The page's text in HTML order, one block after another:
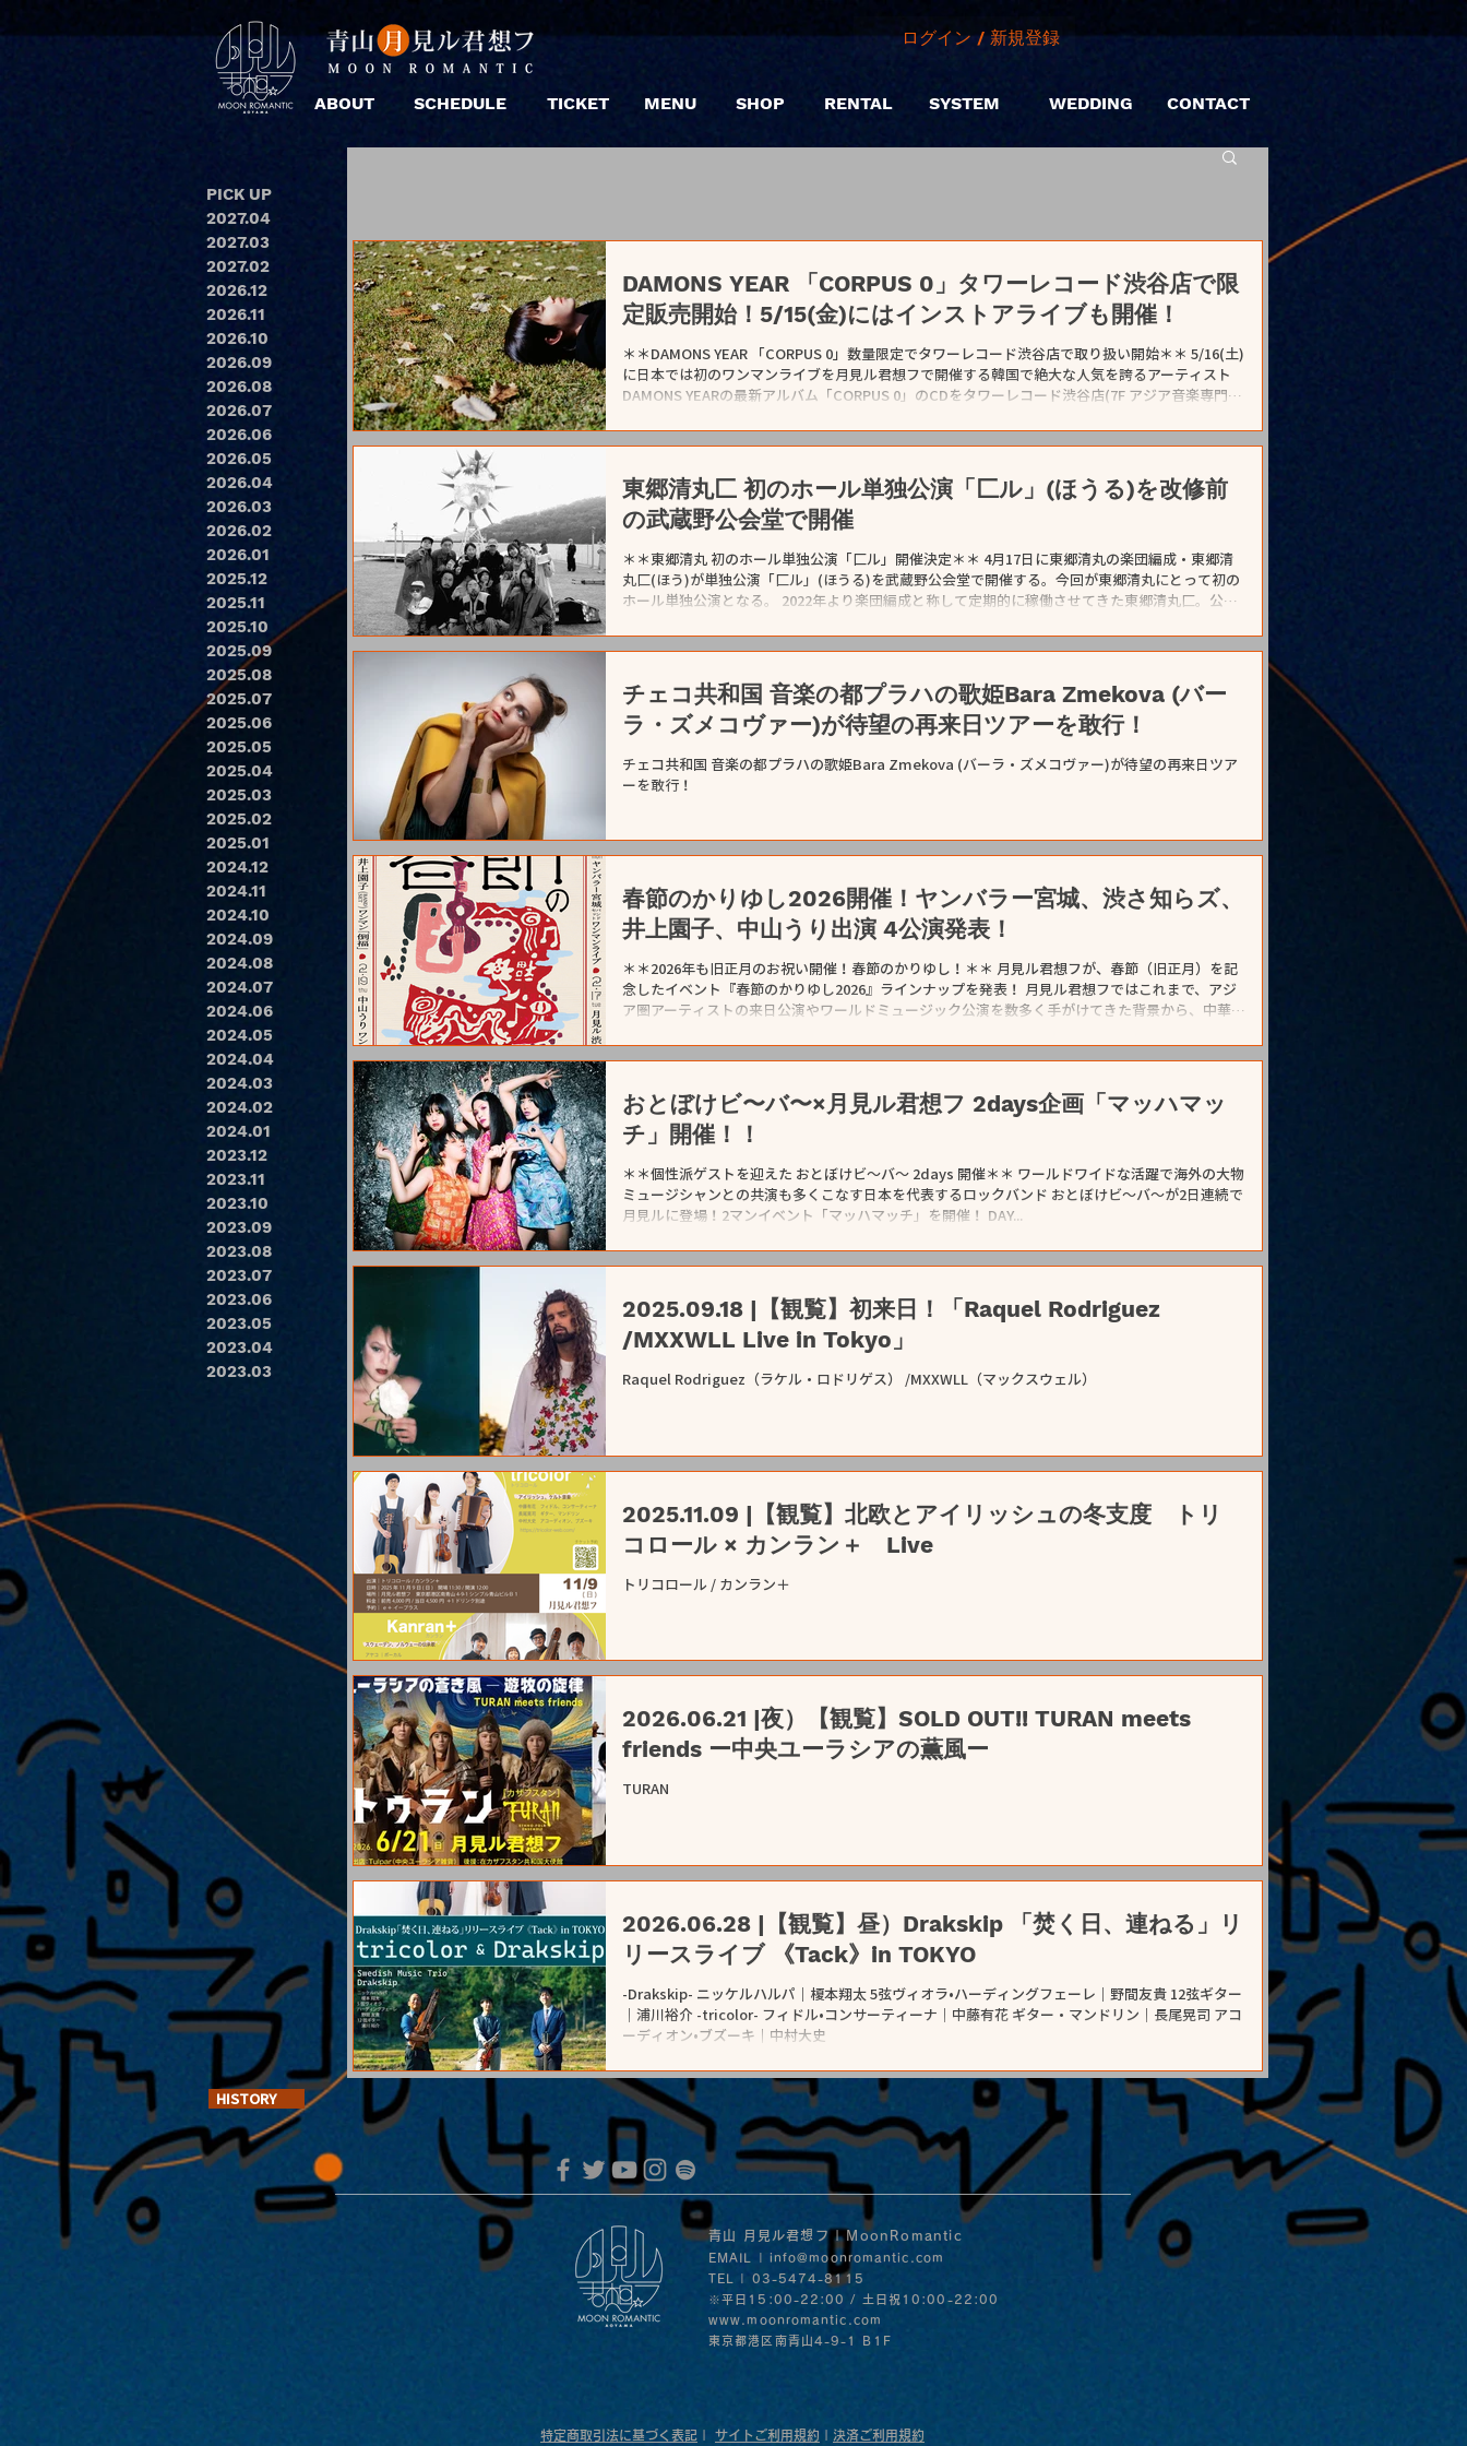
ABOUT SCHEDULE TICKET MENU SHOP
ログイン / 新規登録
RENTAL SYSTEM WEDDING CONTACT
PICK UP
2027.04
2027.03
2027.02
2026.12
2026.11
2026.10
2026.09
2026.08
2026.07
2026.06
2026.05
2026.04
2026.03
2026.02
2026.01
2025.12
2025.11
2025.10
2025.09
2025.08
2025.07
2025.06
2025.05
2025.04
2025.03
2025.02
2025.01
2024.12
2024.11
2024.10
2024.09
2024.08
2024.07
2024.06
2024.05
2024.04
2024.03
2024.02
2024.01
2023.12
2023.11
2023.10
2023.09
2023.08
2023.07
2023.06
2023.05
2023.04
2023.03
DAMONS YEAR 「CORPUS 0」タワーレコード渋谷店で限
定販売開始！5/15(金)にはインストアライブも開催！
＊＊DAMONS YEAR 「CORPUS 0」数量限定でタワーレコード渋谷店で取り扱い開始＊＊ 5/16(土)
に日本では初のワンマンライブを月見ル君想フで開催する韓国で絶大な人気を誇るアーティスト
DAMONS YEARの最新アルバム「CORPUS 0」のCDをタワーレコード渋谷店(7F アジア音楽専門フ
てソロセットで観覧無料のインストアライブを開催！インストアライブで対象商品の購入者には
機会をお見逃しなく！ 【イベント詳細】 DAMONS YEAR mini live @タワーレコード渋谷店 ■開
催日時 2026年5月15日(金) 開演時間：19:00 ■出演 DAMONS YEAR (solo set) ■場所 タワーレコ
ード渋谷店6F TOWER VINYL SHIBUYA ■入場について 本イベントはフリー入場となります。商
東郷清丸匚 初のホール単独公演「匚ル」(ほうる)を改修前
の武蔵野公会堂で開催
＊＊東郷清丸 初のホール単独公演「匚ル」開催決定＊＊ 4月17日に東郷清丸の楽団編成・東郷清
丸匚(ほう)が単独公演「匚ル」(ほうる)を武蔵野公会堂で開催する。今回が東郷清丸にとって初の
ホール単独公演となる。 2022年より楽団編成と称して定期的に稼働させてきた東郷清丸匚。公演
に向けて東郷のInstagramにてステートメントも発表されており、これまでの数多くの編成での
改修工事のため一時閉館が決まっており、閉館間近の会場でのメモリアルな公演にもなります。イ
ベントビジュアルは東郷清丸がデザインしており、会場でもある武蔵野公会堂の座席表をトレース
している。チケットは2月5日 19:00よりe+にて販売開始。 東郷清丸匚単独公演「匚ル」ステート
ちあげた編成です。ドラムセットはひとまず使わ
チェコ共和国 音楽の都プラハの歌姫Bara Zmekova (バー
ラ・ズメコヴァー)が待望の再来日ツアーを敢行！
チェコ共和国 音楽の都プラハの歌姫Bara Zmekova (バーラ・ズメコヴァー)が待望の再来日ツア
ーを敢行！
春節のかりゆし2026開催！ヤンバラー宮城、渋さ知らズ、
井上園子、中山うり出演 4公演発表！
＊＊2026年も旧正月のお祝い開催！春節のかりゆし！＊＊ 月見ル君想フが、春節（旧正月）を記
念したイベント『春節のかりゆし2026』ラインナップを発表！ 月見ル君想フではこれまで、アジ
ア圏アーティストの来日公演やワールドミュージック公演を数多く手がけてきた背景から、中華
ました。 2026年は毎年恒例となっているヤンバラー宮城による投げ銭制ライブ、 久々の出演とな
子は、今回はワンマンライブとして開催、 そして月見ル君想フ初登場となる中山うりによるワン
マンライブの４企画を開催します。 また、イベント期間中は会場内にて、沖縄料理や台湾の正月
料理、泡盛など、春節にちなんだ特別なフード・ドリンクメニューを提供予定です。 居酒屋営業
ます。 チケットは、以下のスケジュールにて販売を開始いたします。 2/
おとぼけビ〜バ〜×月見ル君想フ 2days企画「マッハマッ
チ」開催！！
＊＊個性派ゲストを迎えた おとぼけビ〜バ〜 2days 開催＊＊ ワールドワイドな活躍で海外の大物
ミュージシャンとの共演も多くこなす日本を代表するロックバンド おとぼけビ〜バ〜が2日連続で
月見ルに登場！2マンイベント「マッハマッチ」を開催！ DAY...
2025.09.18 |【観覧】初来日！「Raquel Rodriguez
/MXXWLL Live in Tokyo」
Raquel Rodriguez（ラケル・ロドリゲス） /MXXWLL（マックスウェル）
2025.11.09 |【観覧】北欧とアイリッシュの冬支度 トリ
コロール × カンラン＋ Live
トリコロール / カンラン＋
2026.06.21 |夜）【観覧】SOLD OUT!! TURAN meets
friends ー中央ユーラシアの薫風ー
TURAN
2026.06.28 |【観覧】昼）Drakskip 「焚く日、連ねる」リ
リースライブ 《Tack》in TOKYO
-Drakskip- ニッケルハルパ｜榎本翔太 5弦ヴィオラ•ハーディングフェーレ｜野間友貴 12弦ギター
｜浦川裕介 -tricolor- フィドル•コンサーティーナ｜中藤有花 ギター・マンドリン｜長尾晃司 アコ
ーディオン•ブズーキ｜中村大史
HISTORY
青山 月見ル君想フ | MoonRomantic
EMAIL |
info@moonromantic.com
TEL | 03-5474-8115
※平日15:00-22:00 / 土日祝10:00-22:00
www.moonromantic.com
​東京都港区南青山4-9-1 B1F
特定商取引法に基づく表記 サイトご利用規約 決済ご利用規約